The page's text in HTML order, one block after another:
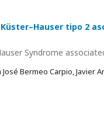
tipo 2
Syndrome
Bermeo Carpio, Javier